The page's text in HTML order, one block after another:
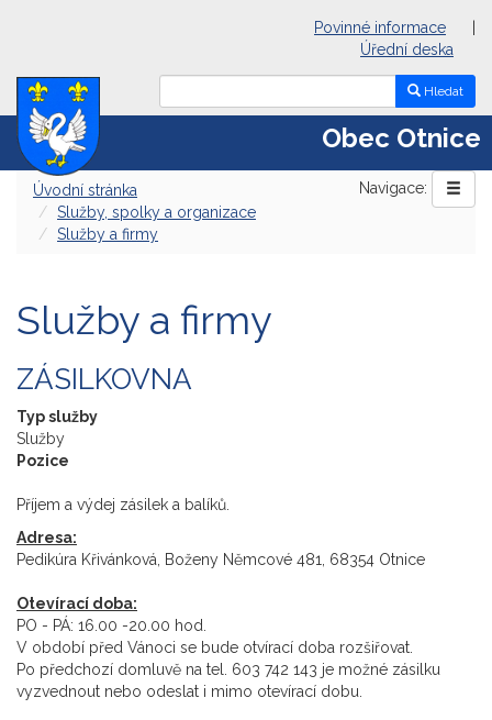
Povinné informace
Úřední deska
Hledat
Obec Otnice
Navigace:
Úvodní stránka
Služby, spolky a organizace
Služby a firmy
Služby a firmy
ZÁSILKOVNA
Typ služby
Služby
Pozice
Příjem a výdej zásilek a balíků.
Adresa:
Pedikúra Křivánková, Boženy Němcové 481, 68354 Otnice
Otevírací doba:
PO - PÁ: 16.00 -20.00 hod.
V období před Vánoci se bude otvírací doba rozšiřovat.
Po předchozí domluvě na tel. 603 742 143 je možné zásilku
vyzvednout nebo odeslat i mimo otevírací dobu.